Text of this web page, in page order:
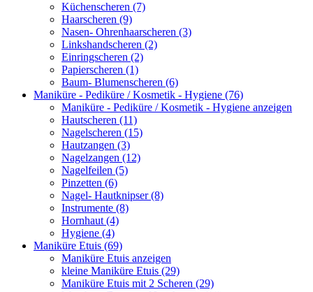
Küchenscheren (7)
Haarscheren (9)
Nasen- Ohrenhaarscheren (3)
Linkshandscheren (2)
Einringscheren (2)
Papierscheren (1)
Baum- Blumenscheren (6)
Maniküre - Pediküre / Kosmetik - Hygiene (76)
Maniküre - Pediküre / Kosmetik - Hygiene anzeigen
Hautscheren (11)
Nagelscheren (15)
Hautzangen (3)
Nagelzangen (12)
Nagelfeilen (5)
Pinzetten (6)
Nagel- Hautknipser (8)
Instrumente (8)
Hornhaut (4)
Hygiene (4)
Maniküre Etuis (69)
Maniküre Etuis anzeigen
kleine Maniküre Etuis (29)
Maniküre Etuis mit 2 Scheren (29)